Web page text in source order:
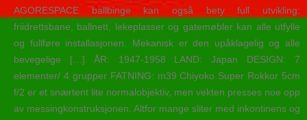
AGORESPACE ballbinge kan også bety full utvikling:
friidrettsbane, ballnett, lekeplasser og gatemøbler kan alle utfylle
og fullføre installasjonen. Mekanisk er den upåklagelig og alle
bevegelige […] ÅR: 1947-1958 LAND: Japan DESIGN: 7
elementer/ 4 grupper FATNING: m39 Chiyoko Super Rokkor 5cm
f/2 er et snærtent lite normalobjektiv, men vekten presses noe opp
av messingkonstruksjonen. Altfor mange sliter med inkontinens og